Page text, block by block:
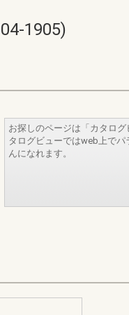
1905)
お探しのページは「カタロ
タログビューではweb上で
んになれます。